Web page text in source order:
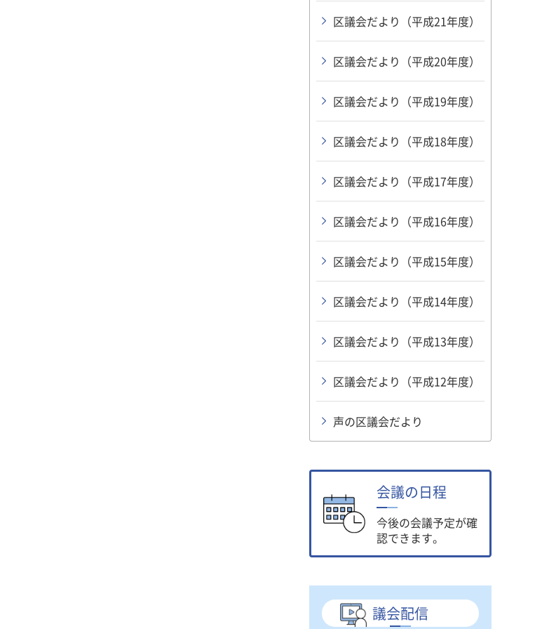
区議会だより（平成21年度）
区議会だより（平成20年度）
区議会だより（平成19年度）
区議会だより（平成18年度）
区議会だより（平成17年度）
区議会だより（平成16年度）
区議会だより（平成15年度）
区議会だより（平成14年度）
区議会だより（平成13年度）
区議会だより（平成12年度）
声の区議会だより
会議の日程
今後の会議予定が確
認できます。
議会配信